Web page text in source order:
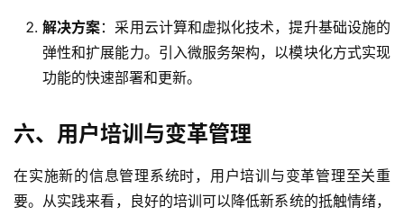
解决方案：采用云计算和虚拟化技术，提升基础设施的
弹性和扩展能力。引入微服务架构，以模块化方式实现
功能的快速部署和更新。
六、用户培训与变革管理
在实施新的信息管理系统时，用户培训与变革管理至关重
要。从实践来看，良好的培训可以降低新系统的抵触情绪，